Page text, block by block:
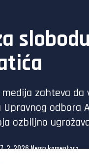
medija zahteva
Upravnog
ozbiljno
2. 2026.Nema komentara